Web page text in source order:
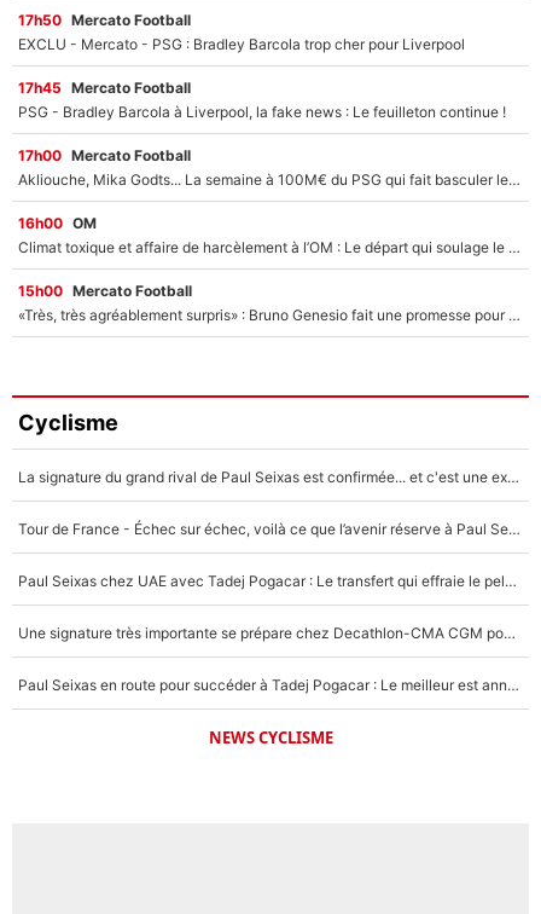
17h50 Mercato Football
EXCLU - Mercato - PSG : Bradley Barcola trop cher pour Liverpool
17h45 Mercato Football
PSG - Bradley Barcola à Liverpool, la fake news : Le feuilleton continue !
17h00 Mercato Football
Akliouche, Mika Godts... La semaine à 100M€ du PSG qui fait basculer le mercato du PSG !
16h00 OM
Climat toxique et affaire de harcèlement à l’OM : Le départ qui soulage le vestiaire de Bruno Genesio
15h00 Mercato Football
«Très, très agréablement surpris» : Bruno Genesio fait une promesse pour la suite du mercato de l’OM et rassure les supporters
Cyclisme
La signature du grand rival de Paul Seixas est confirmée... et c'est une excellente nouvelle pour l'équipe Decathlon-CMA CGM !
Tour de France - Échec sur échec, voilà ce que l’avenir réserve à Paul Seixas : «Tant qu’il y aura un Pogacar comme celui-là...»
Paul Seixas chez UAE avec Tadej Pogacar : Le transfert qui effraie le peloton, «c’est la pire des choses qui puisse arriver»
Une signature très importante se prépare chez Decathlon-CMA CGM pour aider Paul Seixas à gagner le Tour de France 2027
Paul Seixas en route pour succéder à Tadej Pogacar : Le meilleur est annoncé pour l’avenir de la pépite française
NEWS CYCLISME